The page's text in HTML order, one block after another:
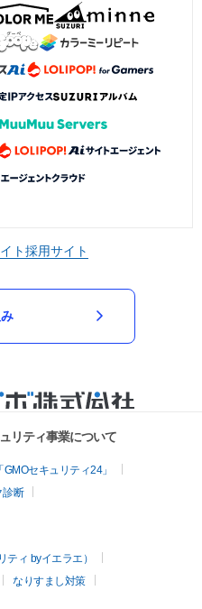
ト採用サイト
リティ事業について
セキュリティ24」
診断
ィ byイエラエ）
なりすまし対策